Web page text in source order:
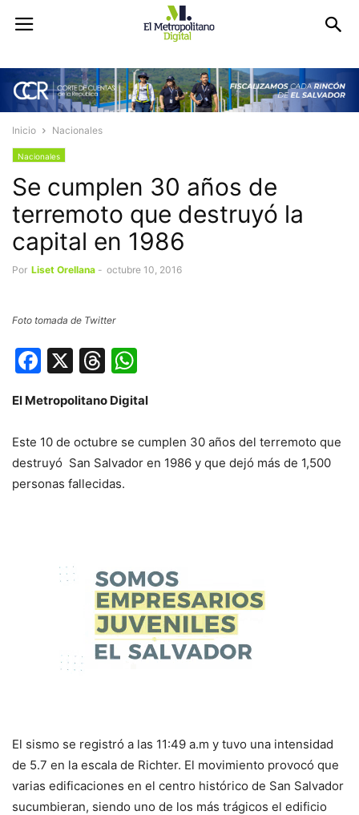
Inicio Nacionales
Nacionales
Se cumplen 30 años de
terremoto que destruyó la
capital en 1986
Por Liset Orellana - octubre 10, 2016
Foto tomada de Twitter
Facebook
X Threads
El Metropolitano Digital
Este 10 de octubre se cumplen 30 años del terremoto que
destruyó San Salvador en 1986 y que dejó más de 1,500
personas fallecidas.
El sismo se registró a las 11:49 a.m y tuvo una intensidad
de 5.7 en la escala de Richter. El movimiento provocó que
varias edificaciones en el centro histórico de San Salvador
sucumbieran, siendo uno de los más trágicos el edificio